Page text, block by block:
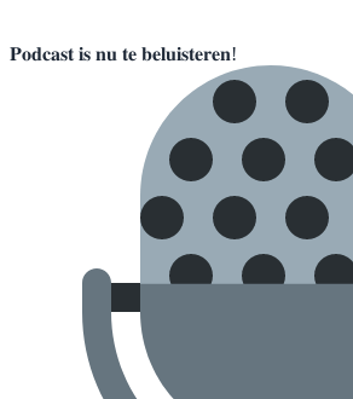
𝐏𝐨𝐝𝐜𝐚𝐬𝐭 𝐢𝐬 𝐧𝐮 𝐭𝐞 𝐛𝐞𝐥𝐮𝐢𝐬𝐭𝐞𝐫𝐞𝐧!